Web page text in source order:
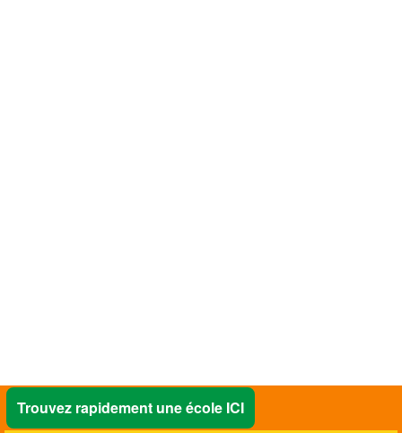
Trouvez rapidement une école ICI